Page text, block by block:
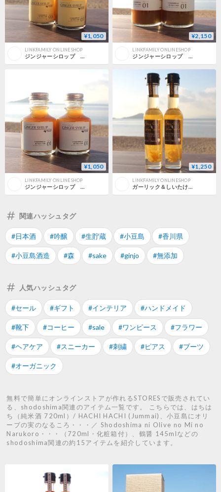
¥1,050
LINKFAMILY ONLINESHOP
ジンジャーシロップ シトラス 100ml
¥2,150
LINKFAMILY ONLINESHOP
ジンジャーシロップ プレーン 300ml
¥1,050
LINKFAMILY ONLINESHOP
¥1,250
LINKFAMILY ONLINESHOP
関連ハッシュタグ
#日本酒 #吟醸 #生貯蔵 #小豆島 #香川県
#小豆島酒造 #森 #sake #ginjo #無添加
人気ハッシュタグ
#セール #ギフト #インテリア #ハンドメイド
#靴下 #コーヒー #sale #ワンピース #フラワー
#ヘアケア #スニーカー #刺繍 #ピアス #ブーツ
#オーガニック
無料で簡単にオンラインストアが作れるSTORESで販売されてい
る、shodoshima関連のアイテム一覧です。 こちらでは、はちは
ち（純米酒 720ml）/ HACHI HACHI (Jummai)、小豆島にオリ
ーブの実のなるころ・・・／ Shodoshima ni Olive no Mi no
Narukoro・・・（720ml・化粧箱付）、鶴醤 145mlなどの
shodoshima関連の約15アイテムを紹介しています。